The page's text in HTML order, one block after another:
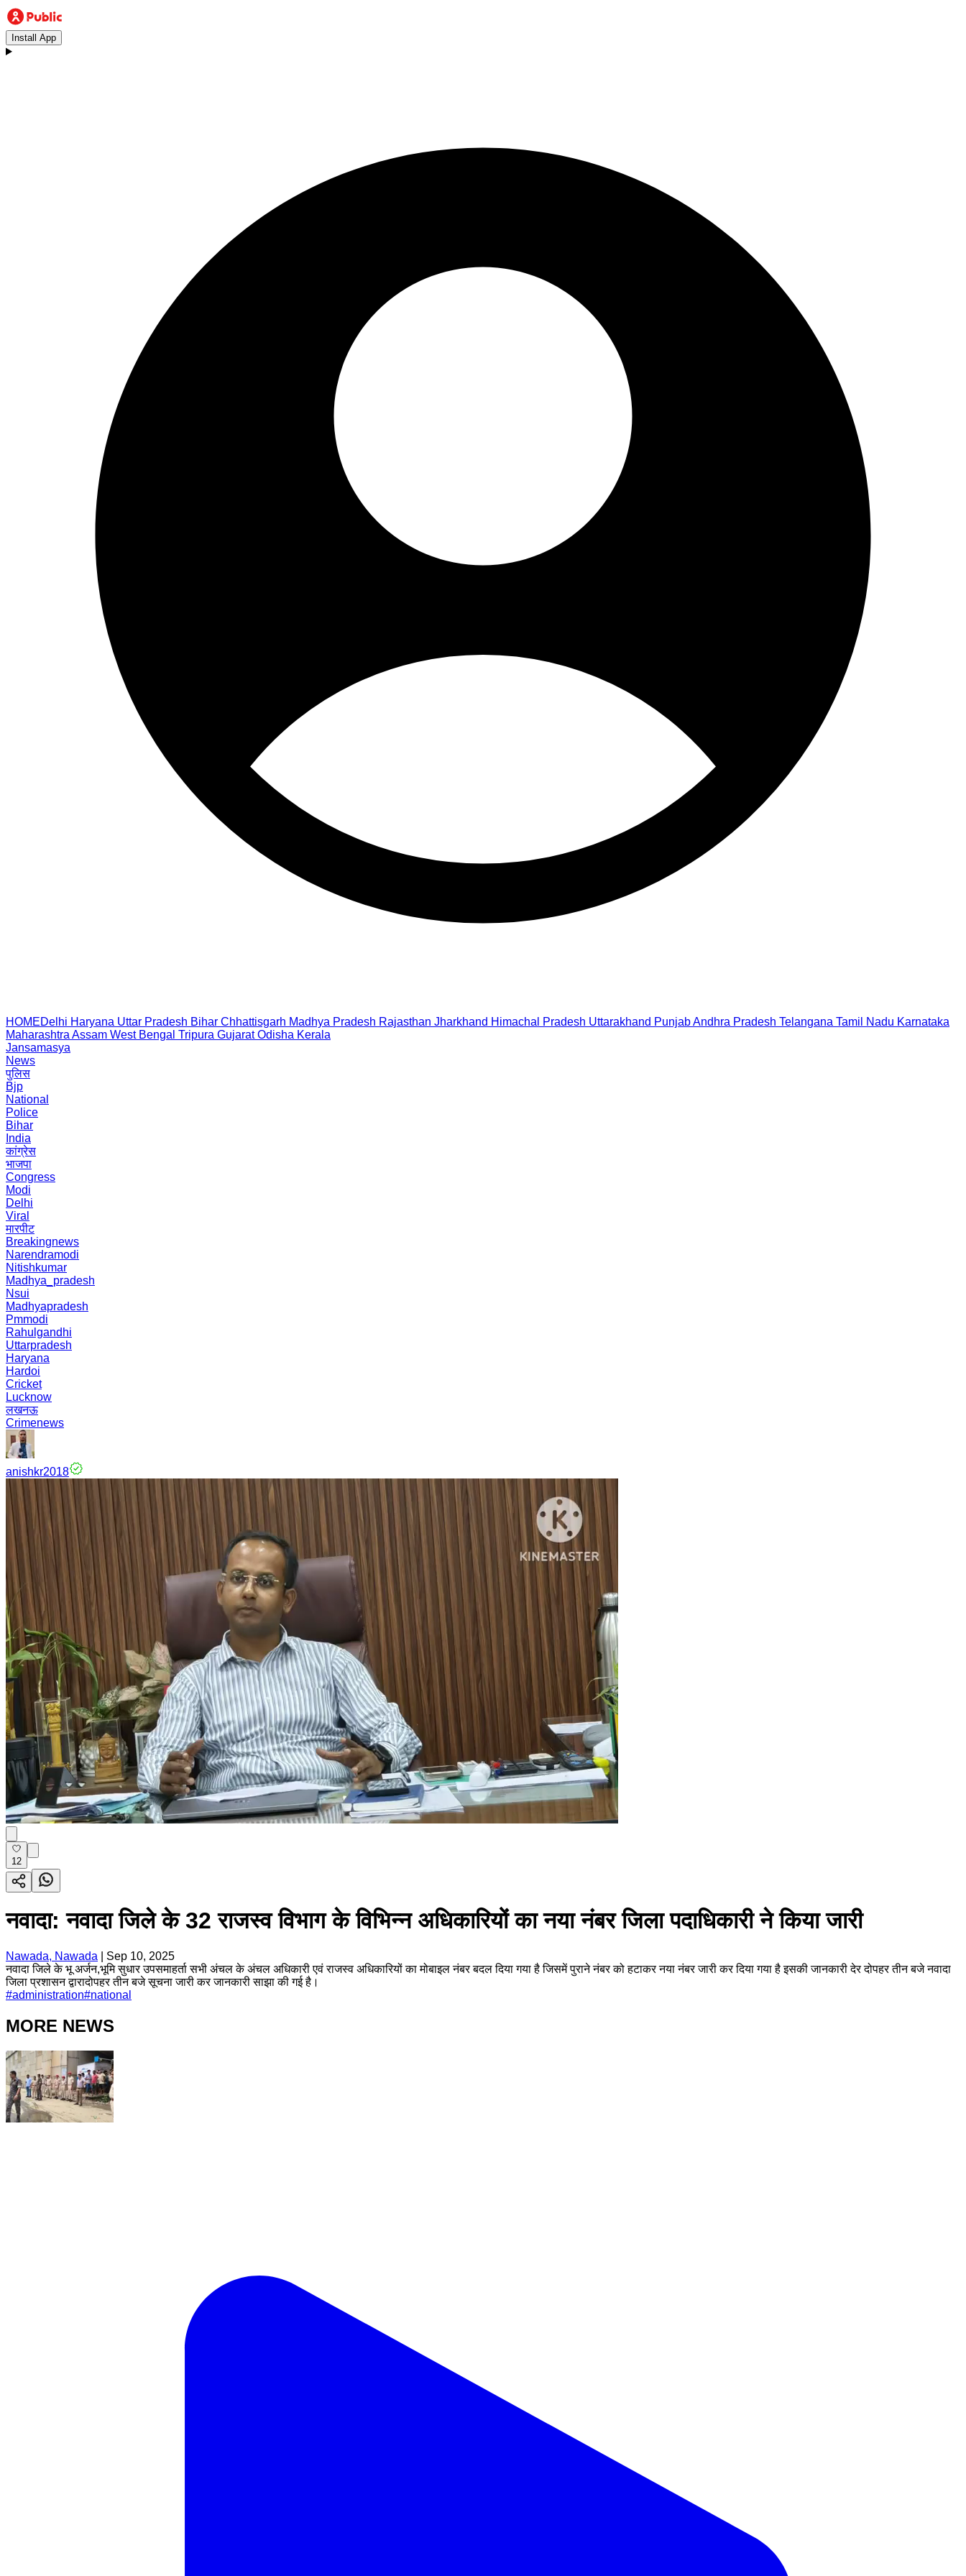
Install App
HOMEDelhi Haryana Uttar Pradesh Bihar Chhattisgarh Madhya Pradesh Rajasthan Jharkhand Himachal Pradesh Uttarakhand PunjabAndhra Pradesh Telangana Tamil Nadu Karnataka
Maharashtra Assam West Bengal Tripura Gujarat Odisha Kerala
Jansamasya
News
पुलिस
Bjp
National
Police
Bihar
India
कांग्रेस
भाजपा
Congress
Modi
Delhi
Viral
मारपीट
Breakingnews
Narendramodi
Nitishkumar
Madhya_pradesh
Nsui
Madhyapradesh
Pmmodi
Rahulgandhi
Uttarpradesh
Haryana
Hardoi
Cricket
Lucknow
लखनऊ
Crimenews
anishkr2018
12
नवादा: नवादा जिले के 32 राजस्व विभाग के विभिन्न अधिकारियों का नया नंबर जिला पदाधिकारी ने किया जारी
Nawada, Nawada
Sep 10, 2025
नवादा जिले के भू अर्जन,भूमि सुधार उपसमाहर्ता सभी अंचल के अंचल अधिकारी एवं राजस्व अधिकारियों का मोबाइल नंबर बदल दिया गया है जिसमें पुराने नंबर को हटाकर नया नंबर जारी कर दिया गया है इसकी जानकारी देर दोपहर तीन बजे नवादा
जिला प्रशासन द्वारादोपहर तीन बजे सूचना जारी कर जानकारी साझा की गई है।
#administration#national
MORE NEWS